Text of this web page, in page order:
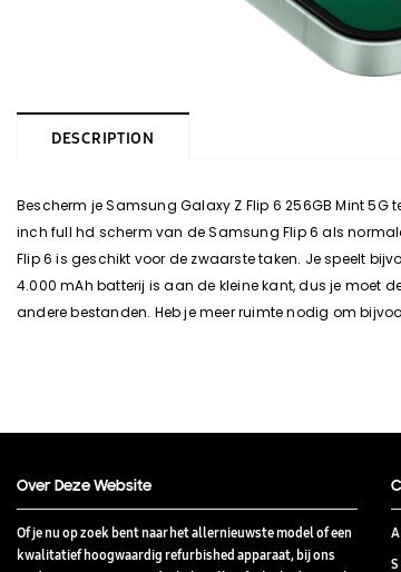
DESCRIPTION
Bescherm je Samsung Galaxy Z Flip 6 256GB Mint
inch full hd scherm van de Samsung Flip 6 als
Flip 6 is geschikt voor de zwaarste taken. Je speelt
4.000 mAh batterij is aan de kleine kant, dus je moet
andere bestanden. Heb je meer ruimte nodig om
Over Deze Website
Of je nu op zoek bent naar het allernieuwste model of een
kwalitatief hoogwaardig refurbished apparaat, bij ons